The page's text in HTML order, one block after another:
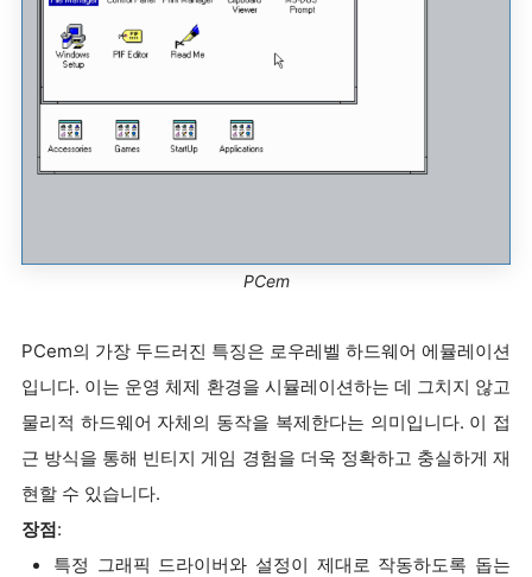
PCem
PCem의 가장 두드러진 특징은 로우레벨 하드웨어 에뮬레이션
입니다. 이는 운영 체제 환경을 시뮬레이션하는 데 그치지 않고
물리적 하드웨어 자체의 동작을 복제한다는 의미입니다. 이 접
근 방식을 통해 빈티지 게임 경험을 더욱 정확하고 충실하게 재
현할 수 있습니다.
장점:
특정 그래픽 드라이버와 설정이 제대로 작동하도록 돕는